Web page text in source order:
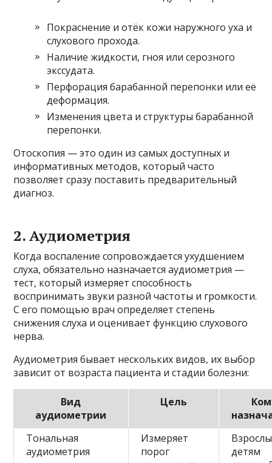
Покраснение и отёк кожи наружного уха и
слухового прохода.
Наличие жидкости, гноя или серозного
экссудата.
Перфорация барабанной перепонки или её
деформация.
Изменения цвета и структуры барабанной
перепонки.
Отоскопия — это один из самых доступных и
информативных методов, который часто
позволяет сразу поставить предварительный
диагноз.
2. Аудиометрия
Когда воспаление сопровождается ухудшением
слуха, обязательно назначается аудиометрия —
тест, который измеряет способность
воспринимать звуки разной частоты и громкости.
С его помощью врач определяет степень
снижения слуха и оценивает функцию слухового
нерва.
Аудиометрия бывает нескольких видов, их выбор
зависит от возраста пациента и стадии болезни:
Вид
аудиометрии
Цель
Тональная
аудиометрия
Измеряет
порог
детям